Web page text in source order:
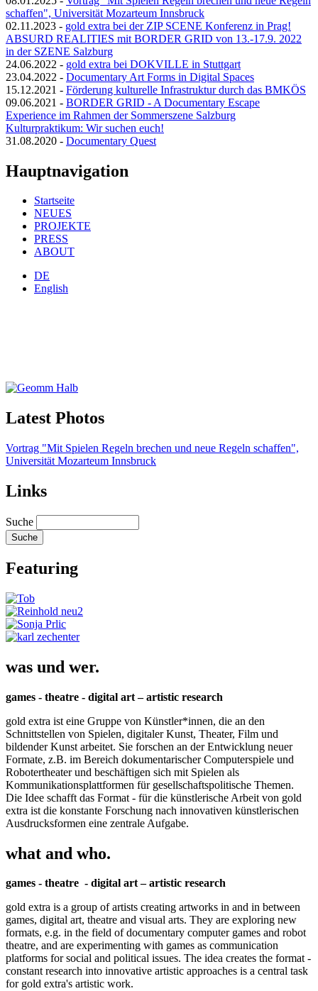
schaffen", Universität Mozarteum Innsbruck
02.11.2023 - gold extra bei der ZIP SCENE Konferenz in Prag!
ABSURD REALITIES mit BORDER GRID von 13.-17.9. 2022
in der SZENE Salzburg
24.06.2022 - gold extra bei DOKVILLE in Stuttgart
23.04.2022 - Documentary Art Forms in Digital Spaces
15.12.2021 - Förderung kulturelle Infrastruktur durch das BMKÖS
09.06.2021 - BORDER GRID - A Documentary Escape
Experience im Rahmen der Sommerszene Salzburg
Kulturpraktikum: Wir suchen euch!
31.08.2020 - Documentary Quest
Hauptnavigation
Startseite
NEUES
PROJEKTE
PRESS
ABOUT
DE
English
Latest Photos
Vortrag "Mit Spielen Regeln brechen und neue Regeln schaffen",
Universität Mozarteum Innsbruck
Links
Suche
Featuring
was und wer.
games - theatre - digital art – artistic research
gold extra ist eine Gruppe von Künstler*innen, die an den
Schnittstellen von Spielen, digitaler Kunst, Theater, Film und
bildender Kunst arbeitet. Sie forschen an der Entwicklung neuer
Formate, z.B. im Bereich dokumentarischer Computerspiele und
Robotertheater und beschäftigen sich mit Spielen als
Kommunikationsplattformen für gesellschaftspolitische Themen.
Die Idee schafft das Format - für die künstlerische Arbeit von gold
extra ist die konstante Forschung nach innovativen künstlerischen
Ausdrucksformen eine zentrale Aufgabe.
what and who.
games - theatre - digital art – artistic research
gold extra is a group of artists creating artworks in and in between
games, digital art, theatre and visual arts. They are exploring new
formats, e.g. in the field of documentary computer games and robot
theatre, and are experimenting with games as communication
platforms for social and political issues. The idea creates the format -
constant research into innovative artistic approaches is a central task
for gold extra's artistic work.